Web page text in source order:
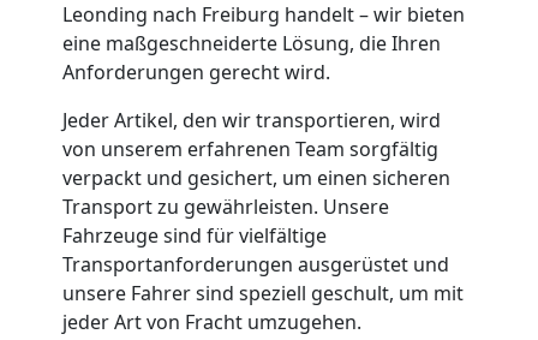
Leonding nach Freiburg handelt – wir bieten
eine maßgeschneiderte Lösung, die Ihren
Anforderungen gerecht wird.
Jeder Artikel, den wir transportieren, wird
von unserem erfahrenen Team sorgfältig
verpackt und gesichert, um einen sicheren
Transport zu gewährleisten. Unsere
Fahrzeuge sind für vielfältige
Transportanforderungen ausgerüstet und
unsere Fahrer sind speziell geschult, um mit
jeder Art von Fracht umzugehen.
Leonding
Möbeltransport
Leonding
Beiladung